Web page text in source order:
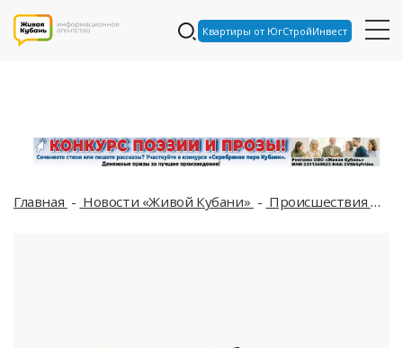
Квартиры от ЮгСтройИнвест
Главная Новости «Живой Кубани» Происшествия